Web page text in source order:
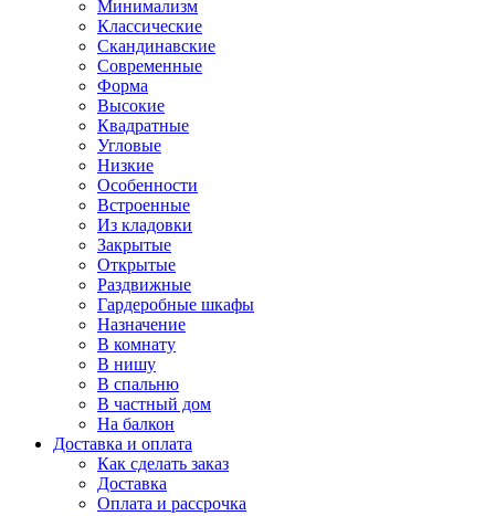
Минимализм
Классические
Скандинавские
Современные
Форма
Высокие
Квадратные
Угловые
Низкие
Особенности
Встроенные
Из кладовки
Закрытые
Открытые
Раздвижные
Гардеробные шкафы
Назначение
В комнату
В нишу
В спальню
В частный дом
На балкон
Доставка и оплата
Как сделать заказ
Доставка
Оплата и рассрочка